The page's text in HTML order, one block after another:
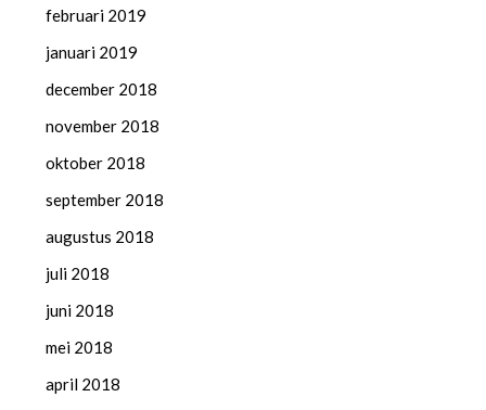
februari 2019
januari 2019
december 2018
november 2018
oktober 2018
september 2018
augustus 2018
juli 2018
juni 2018
mei 2018
april 2018